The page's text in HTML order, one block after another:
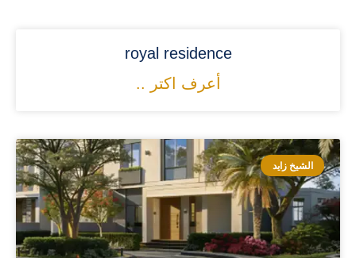
royal residence
أعرف اكتر ..
الشيخ زايد